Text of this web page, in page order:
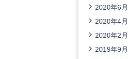
2020年6月
2020年4月
2020年2月
2019年9月